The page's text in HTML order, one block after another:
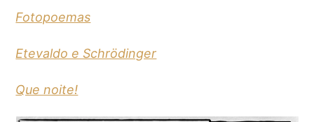
Fotopoemas
Etevaldo e Schrödinger
Que noite!